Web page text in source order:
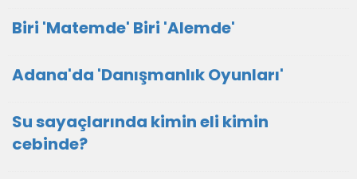
Biri 'Matemde' Biri 'Alemde'
Adana'da 'Danışmanlık Oyunları'
Su sayaçlarında kimin eli kimin
cebinde?